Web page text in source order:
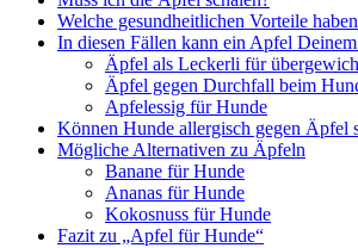
Wel­che gesund­heit­li­chen Vor­tei­le
In die­sen Fäl­len kann ein Apfel
Äpfel als Lecker­li für
Äpfel gegen Durch­fall beim
Apfel­es­sig für Hun­de
Kön­nen Hun­de all­er­gisch gegen Äpfel
Mög­li­che Alter­na­ti­ven zu Äpfeln
Bana­ne für Hun­de
Ana­nas für Hun­de
Kokos­nuss für Hun­de
Fazit zu „Apfel für Hun­de“